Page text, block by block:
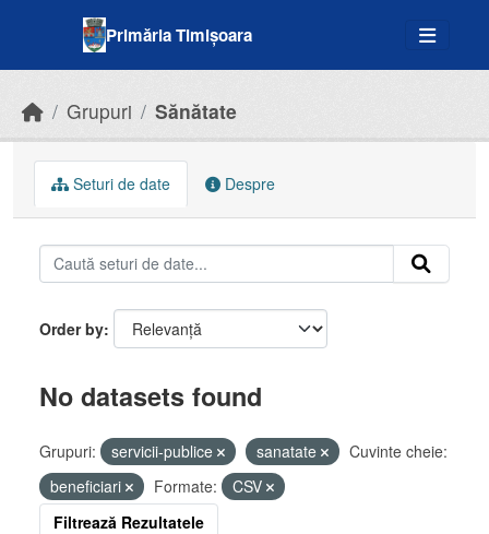
Primăria Timișoara
Grupuri Sănătate
Seturi de date Despre
Order by
No datasets found
Grupuri: servicii-publice sanatate
Cuvinte cheie:
beneficiari
Formate:
CSV
Filtrează Rezultatele